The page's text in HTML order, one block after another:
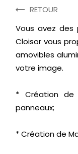
RETOUR
Vous avez des
Cloisor vous
amovibles
votre image.
* Création
panneaux;
* Création de